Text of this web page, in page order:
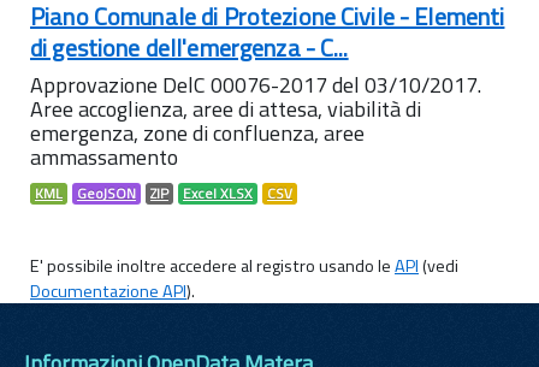
Piano Comunale di Protezione Civile - Elementi
di gestione dell'emergenza - C...
Approvazione DelC 00076-2017 del 03/10/2017.
Aree accoglienza, aree di attesa, viabilità di
emergenza, zone di confluenza, aree
ammassamento
KML GeoJSON ZIP Excel XLSX CSV
E' possibile inoltre accedere al registro usando leAPI(vedi
Documentazione API).